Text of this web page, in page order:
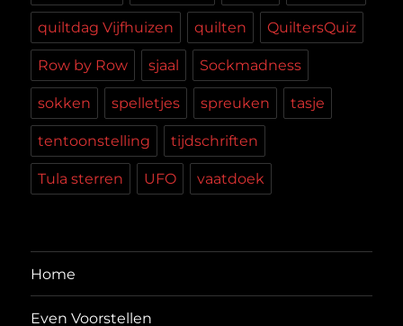
quiltdag Vijfhuizen quilten QuiltersQuiz
Row by Row sjaal Sockmadness
sokken spelletjes spreuken tasje
tentoonstelling tijdschriften
Tula sterren UFO vaatdoek
Home
Even Voorstellen